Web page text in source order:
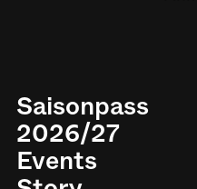
Saisonpass
2026/27
Events